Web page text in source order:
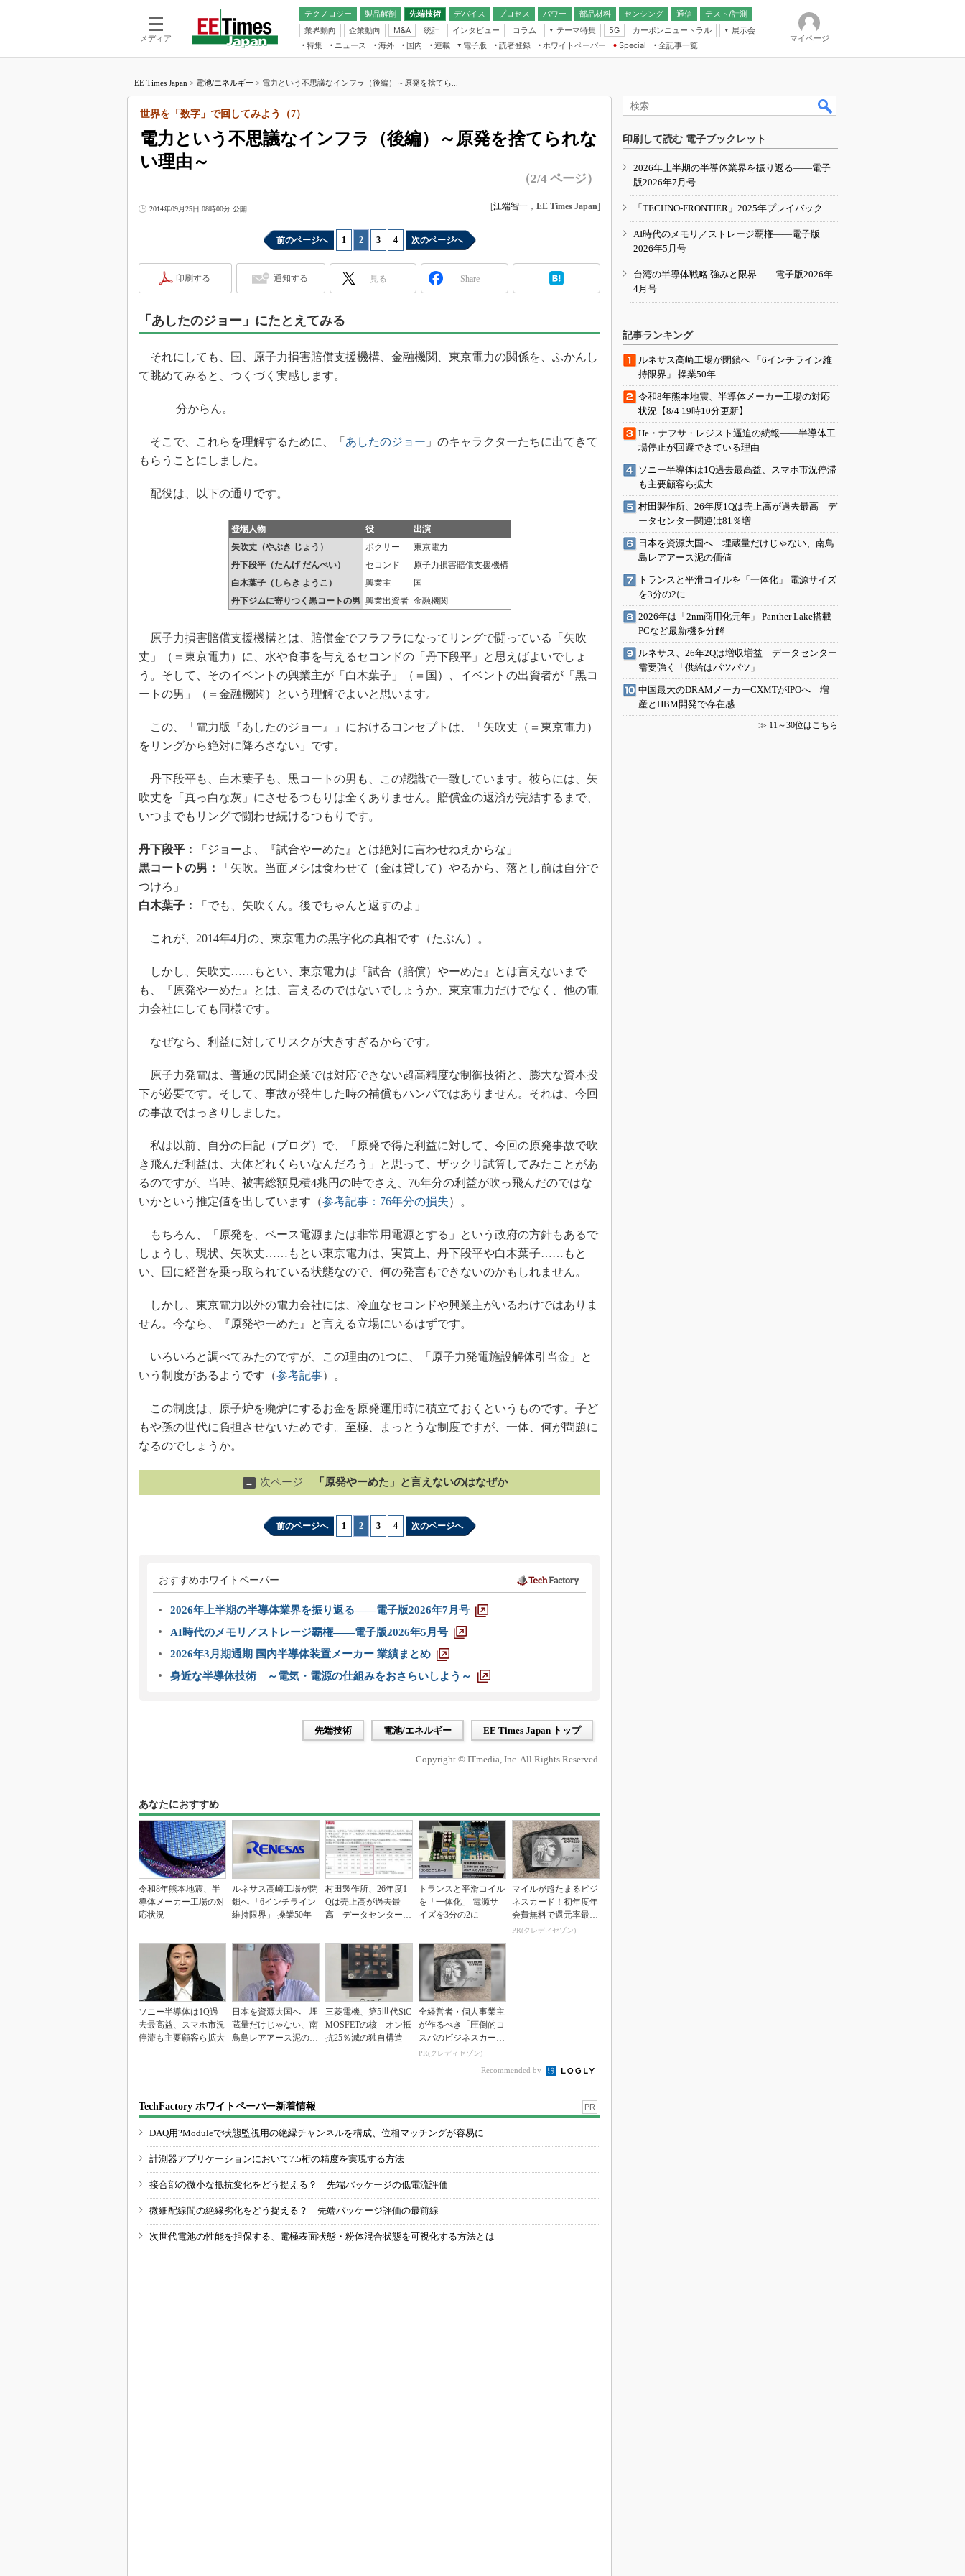
メディア
テクノロジー 製品解剖
先端技術
電池／エネルギー
デバイス
アナログ
マイコン
プロセス パワー 部品材料 センシング
通信
無線
テスト/計測
業界動向
企業動向 M&A 統計 インタビュー コラム
テーマ特集
フィジカルAI
読者調査（EE Times Research）
電源設計（EDN Japan）
Japan）
5G カーボンニュートラル
展示会
IoT・エッジコンピューティング
EXPO
TECHNO-FRONTIER
人とくるま展
特集 ニュース 海外 国内
連載
福田昭のデバイス通信
大山聡の業界スコープ
大原雄介のエレ・組み込みプレイバ
踊るバズワード ～Behind the
Buzzword
この10年で起こったこと、次の10年
で起こること
光伝送技術を知る
“異端児エンジニア”が仕掛けた社内
改革、執念の180日
イノベーションは日本を救うのか
「英語に愛されないエンジニア」の
電子版
電子ブックレット
読者登録 ホワイトペーパー
Special
全記事一覧
マイページ
EE Times Japan > 電池/エネルギー > 電力という不思議なインフラ（後編）～原発を捨てら...
電力という不思議なインフラ（後編）～原発を捨てられな
い理由～
世界を「数字」で回してみよう（7）
（2/4 ページ）
2014年09月25日 08時00分 公開 [江端智一 ， EE Times Japan]
前のページへ 1 2 3 4 次のページへ
印刷する 通知する 見る Share
「あしたのジョー」にたとえてみる
それにしても、国、原子力損害賠償支援機構、金融機関、東京電力の関係を、ふかんし
て眺めてみると、つくづく実感します。
―― 分からん。
そこで、これらを理解するために、「 あしたのジョー 」のキャラクターたちに出てきて
もらうことにしました。
配役は、以下の通りです。
登場人物 役
出演
矢吹丈（やぶき じょう）
ボクサー
東京電力
丹下段平（たんげ だんぺい）
セコンド
原子力損害賠償支援機構
白木葉子（しらき ようこ）
興業主
国
丹下ジムに寄りつく黒コートの男 興業出資者 金融機関
原子力損害賠償支援機構とは、賠償金でフラフラになってリングで闘っている「矢吹
丈」（＝東京電力）に、水や食事を与えるセコンドの「丹下段平」と思えばよいでしょ
う。そして、そのイベントの興業主が「白木葉子」（＝国）、イベントの出資者が「黒コ
ートの男」（＝金融機関）という理解でよいと思います。
この、「電力版『あしたのジョー』」におけるコンセプトは、「矢吹丈（＝東京電力）
をリングから絶対に降ろさない」です。
丹下段平も、白木葉子も、黒コートの男も、この認識で一致しています。彼らには、矢
吹丈を「真っ白な灰」にさせるつもりは全くありません。賠償金の返済が完結するまで、
いつまでもリングで闘わせ続けるつもりです。
丹下段平：
「ジョーよ、『試合やーめた』とは絶対に言わせねえからな」
黒コートの男：
「矢吹。当面メシは食わせて（金は貸して）やるから、落とし前は自分で
つけろ」
白木葉子：
「でも、矢吹くん。後でちゃんと返すのよ」
これが、2014年4月の、東京電力の黒字化の真相です（たぶん）。
しかし、矢吹丈……もとい、東京電力は『試合（賠償）やーめた』とは言えないまで
も、『原発やーめた』とは、言えるのではないでしょうか。東京電力だけでなく、他の電
力会社にしても同様です。
なぜなら、利益に対してリスクが大きすぎるからです。
原子力発電は、普通の民間企業では対応できない超高精度な制御技術と、膨大な資本投
下が必要です。そして、事故が発生した時の補償もハンパではありません。それは、今回
の事故ではっきりしました。
私は以前、自分の日記（ブログ）で、「原発で得た利益に対して、今回の原発事故で吹
き飛んだ利益は、大体どれくらいなんだろう」と思って、ザックリ試算してみたことがあ
るのですが、当時、被害総額見積4兆円の時でさえ、76年分の利益が吹っ飛んだのではな
いかという推定値を出しています（参考記事：76年分の損失）。
もちろん、「原発を、ベース電源または非常用電源とする」という政府の方針もあるで
しょうし、現状、矢吹丈……もとい東京電力は、実質上、丹下段平や白木葉子……もと
い、国に経営を乗っ取られている状態なので、何の発言もできないのかもしれません。
しかし、東京電力以外の電力会社には、冷血なセコンドや興業主がいるわけではありま
せん。今なら、『原発やーめた』と言える立場にいるはずです。
いろいろと調べてみたのですが、この理由の1つに、「原子力発電施設解体引当金」と
いう制度があるようです（参考記事）。
この制度は、原子炉を廃炉にするお金を原発運用時に積立ておくというものです。子ど
もや孫の世代に負担させないためです。至極、まっとうな制度ですが、一体、何が問題に
なるのでしょうか。
→ 次ページ 「原発やーめた」と言えないのはなぜか
前のページへ 1 2 3 4 次のページへ
おすすめホワイトペーパー
2026年上半期の半導体業界を振り返る――電子版2026年7月号
AI時代のメモリ／ストレージ覇権――電子版2026年5月号
2026年3月期通期 国内半導体装置メーカー 業績まとめ
身近な半導体技術 ～電気・電源の仕組みをおさらいしよう～
先端技術 電池/エネルギー EE Times Japan トップ
Copyright © ITmedia, Inc. All Rights Reserved.
あなたにおすすめ
令和8年熊本地震、半
導体メーカー工場の対
応状況
ルネサス高崎工場が閉
鎖へ 「6インチライン
維持限界」 操業50年
村田製作所、26年度1
Qは売上高が過去最
高 データセンター関
トランスと平滑コイル
を「一体化」 電源サ
イズを3分の2に
マイルが超たまるビジ
ネスカード！初年度年
会費無料で還元率最大
1.125%
PR(クレディセゾン)
ソニー半導体は1Q過
去最高益、スマホ市況
停滞も主要顧客ら拡大
日本を資源大国へ 埋
蔵量だけじゃない、南
鳥島レアアース泥の価
三菱電機、第5世代SiC
MOSFETの核 オン抵
抗25％減の独自構造
全経営者・個人事業主
が作るべき「圧倒的コ
スパのビジネスカー
ド」
PR(クレディセゾン)
Recommended by
TechFactory ホワイトペーパー新着情報 PR
DAQ用?Moduleで状態監視用の絶縁チャンネルを構成、位相マッチングが容易に
計測器アプリケーションにおいて7.5桁の精度を実現する方法
接合部の微小な抵抗変化をどう捉える？ 先端パッケージの低電流評価
微細配線間の絶縁劣化をどう捉える？ 先端パッケージ評価の最前線
次世代電池の性能を担保する、電極表面状態・粉体混合状態を可視化する方法とは
印刷して読む 電子ブックレット
2026年上半期の半導体業界を振り返る――電子
版2026年7月号
「TECHNO-FRONTIER」2025年プレイバック
AI時代のメモリ／ストレージ覇権――電子版
2026年5月号
台湾の半導体戦略 強みと限界――電子版2026年
4月号
記事ランキング
ルネサス高崎工場が閉鎖へ 「6インチライン維
持限界」 操業50年
令和8年熊本地震、半導体メーカー工場の対応
状況【8/4 19時10分更新】
He・ナフサ・レジスト逼迫の続報――半導体工
場停止が回避できている理由
ソニー半導体は1Q過去最高益、スマホ市況停滞
も主要顧客ら拡大
村田製作所、26年度1Qは売上高が過去最高 デ
ータセンター関連は81％増
日本を資源大国へ 埋蔵量だけじゃない、南鳥
島レアアース泥の価値
トランスと平滑コイルを「一体化」 電源サイズ
を3分の2に
2026年は「2nm商用化元年」 Panther Lake搭載
PCなど最新機を分解
ルネサス、26年2Qは増収増益 データセンター
需要強く「供給はパツパツ」
中国最大のDRAMメーカーCXMTがIPOへ 増
産とHBM開発で存在感
≫ 11～30位はこちら